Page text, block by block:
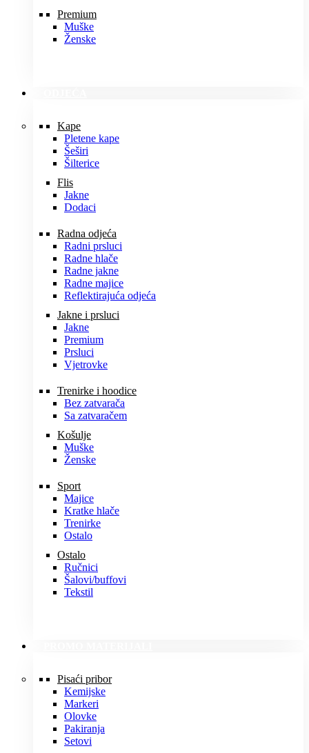
Premium
Muške
Ženske
Kape
Pletene kape
Šeširi
Šilterice
Flis
Jakne
Dodaci
Radna odjeća
Radni prsluci
Radne hlače
Radne jakne
Radne majice
Reflektirajuća odjeća
Jakne i prsluci
Jakne
Premium
Prsluci
Vjetrovke
Trenirke i hoodice
Bez zatvarača
Sa zatvaračem
Košulje
Muške
Ženske
Sport
Majice
Kratke hlače
Trenirke
Ostalo
Ostalo
Ručnici
Šalovi/buffovi
Tekstil
Pisaći pribor
Kemijske
Markeri
Olovke
Pakiranja
Setovi